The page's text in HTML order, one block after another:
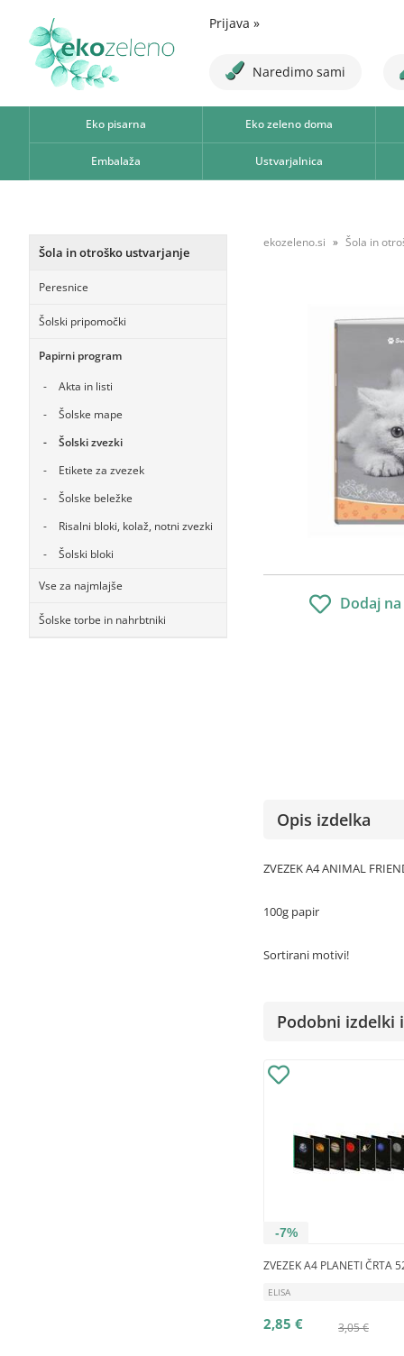
Prijava »
Naredimo sami
Eko pisarna Eko zeleno doma
Embalaža Ustvarjalnica
Šola in otroško ustvarjanje
Peresnice
Šolski pripomočki
Papirni program
Akta in listi
Šolske mape
Šolski zvezki
Etikete za zvezek
Šolske beležke
Risalni bloki, kolaž, notni zvezki
Šolski bloki
Vse za najmlajše
Šolske torbe in nahrbtniki
ekozeleno.si Šola in
Dodaj
Opis izdelka
ZVEZEK A4 ANIMAL
100g papir
Sortirani motivi!
Podobni izdelki
-7%
ZVEZEK A4 PLANETI ČRTA
ELISA
3,05 €
2,85 €